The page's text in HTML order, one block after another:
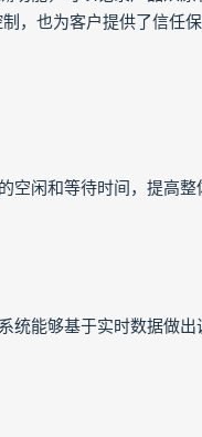
，也为客户提供了信任保
闲和等待时间，提高
能够基于实时数据做